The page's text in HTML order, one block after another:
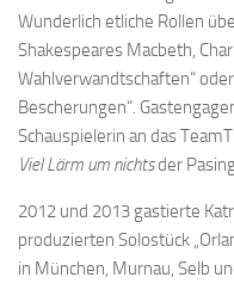
Wunderlich etliche Rollen
Shakespeares Macbeth,
Wahlverwandtschaften“
Bescherungen“.
Schauspielerin an das
Viel Lärm um nichtsder
2012 und 2013 gastierte
produzierten Solostück
in München, Murnau, Selb